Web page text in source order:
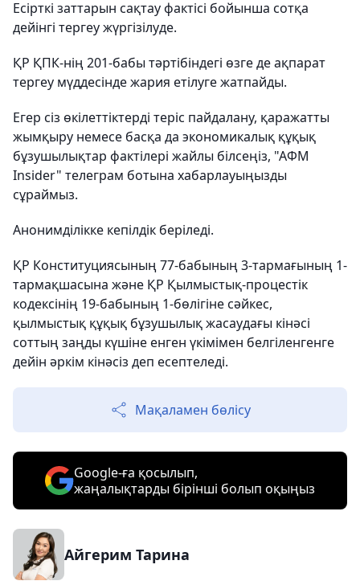
Есірткі заттарын сақтау фактісі бойынша сотқа
дейінгі тергеу жүргізілуде.
ҚР ҚПК-нің 201-бабы тәртібіндегі өзге де ақпарат
тергеу мүддесінде жария етілуге жатпайды.
Егер сіз өкілеттіктерді теріс пайдалану, қаражатты
жымқыру немесе басқа да экономикалық құқық
бұзушылықтар фактілері жайлы білсеңіз, "АФМ
Insider" телеграм ботына хабарлауыңызды
сұраймыз.
Анонимділікке кепілдік беріледі.
ҚР Конституциясының 77-бабының 3-тармағының 1-
тармақшасына және ҚР Қылмыстық-процестік
кодексінің 19-бабының 1-бөлігіне сәйкес,
қылмыстық құқық бұзушылық жасаудағы кінәсі
соттың заңды күшіне енген үкімімен белгіленгенге
дейін әркім кінәсіз деп есептеледі.
Мақаламен бөлісу
Google-ға қосылып,
жаңалықтарды бірінші болып оқыңыз
Айгерим Тарина